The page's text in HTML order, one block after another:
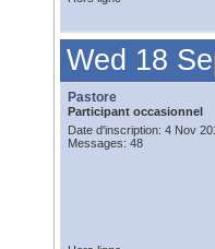
Wed 18
Pastore
Participant occasionnel
Date d'inscription: 4 Nov
Messages: 48